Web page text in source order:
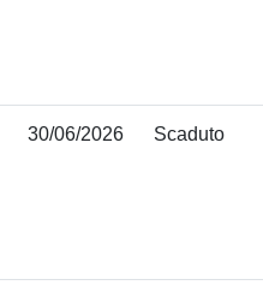
30/06/2026 Scaduto